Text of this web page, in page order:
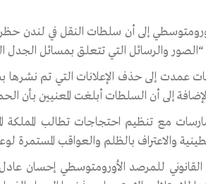
إلى أن سلطات النقل في لندن
والرسائل التي تتعلق بمسائل الجدل
عمدت إلى حذف الإعلانات التي تم نشرها
إلى أن السلطات أبلغت المعنيين بأن
مع تنظيم احتجاجات تطالب
والاعتراف بالظلم والعواقب المستمرة
للمرصد الأورومتوسطي إحسان